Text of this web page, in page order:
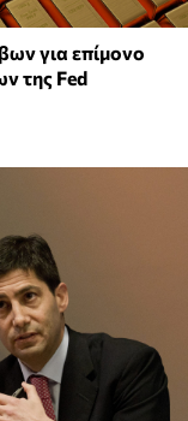
για επίμονο
της Fed